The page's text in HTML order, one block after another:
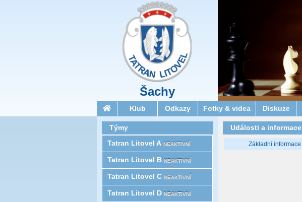
Šachy
Klub Odkazy Fotky & videa Diskuze
Události a informace
Základní informace
Týmy
Tatran Litovel A NEAKTIVNÍ
Tatran Litovel B NEAKTIVNÍ
Tatran Litovel C NEAKTIVNÍ
Tatran Litovel D NEAKTIVNÍ